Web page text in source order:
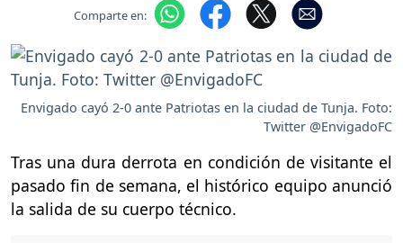
Comparte en:
Envigado cayó 2-0 ante Patriotas en la ciudad de Tunja. Foto:
Twitter @EnvigadoFC
Tras una dura derrota en condición de visitante el
pasado fin de semana, el histórico equipo anunció
la salida de su cuerpo técnico.